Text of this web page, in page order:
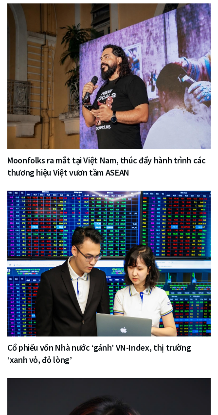
Moonfolks ra mắt tại Việt Nam, thúc đẩy hành trình các
thương hiệu Việt vươn tầm ASEAN
Cổ phiếu vốn Nhà nước ‘gánh’ VN-Index, thị trường
‘xanh vỏ, đỏ lòng’